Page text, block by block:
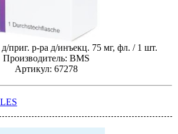
приг. р-ра д/инъекц. 75 мг, фл. / 1 шт.
Производитель: BMS
Артикул: 67278